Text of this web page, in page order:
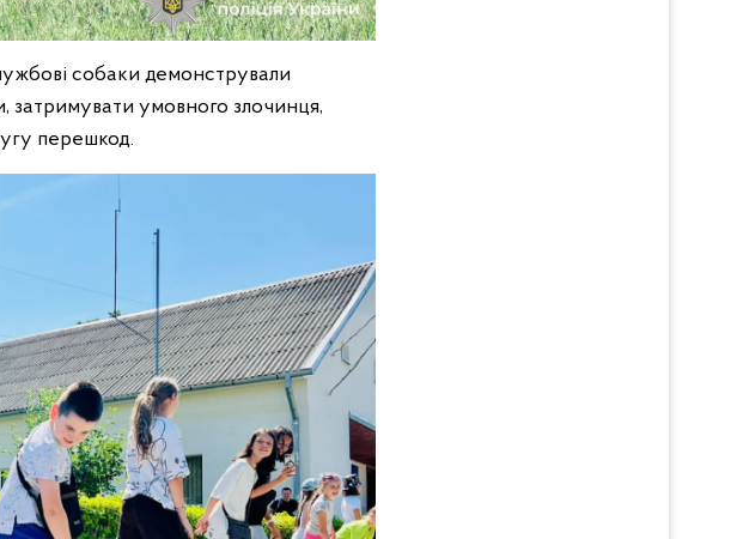
собаки демонстрували
умовного злочинця,
перешкод.